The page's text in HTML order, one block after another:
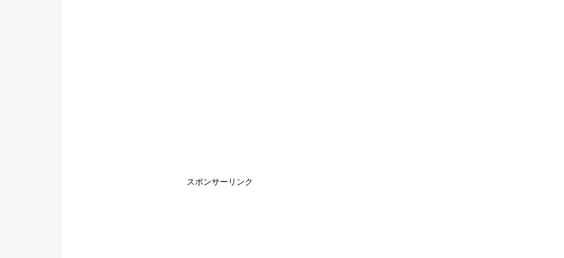
スポンサーリンク